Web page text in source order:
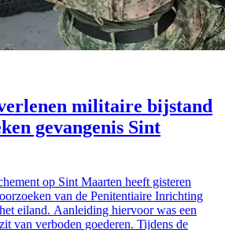
militaire bijstand
gevangenis Sint
op Sint Maarten heeft gisteren
van de Penitentiaire Inrichting
eiland. Aanleiding hiervoor was een
van verboden goederen. Tijdens de